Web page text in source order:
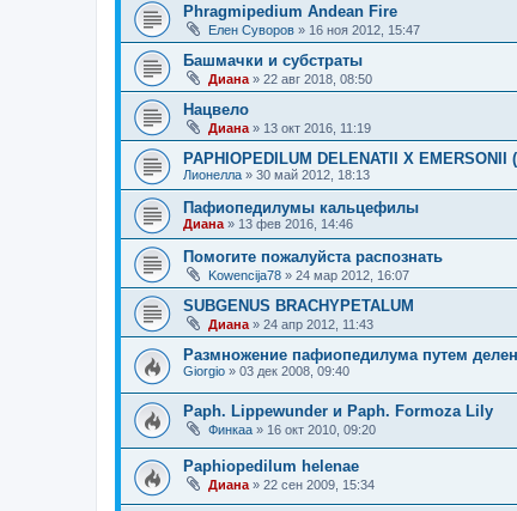
Phragmipedium Andean Fire
Елен Суворов » 16 ноя 2012, 15:47
Башмачки и субстраты
Диана » 22 авг 2018, 08:50
Нацвело
Диана » 13 окт 2016, 11:19
PAPHIOPEDILUM DELENATII X EMERSONII
Лионелла » 30 май 2012, 18:13
Пафиопедилумы кальцефилы
Диана » 13 фев 2016, 14:46
Помогите пожалуйста распознать
Kowencija78 » 24 мар 2012, 16:07
SUBGENUS BRACHYPETALUM
Диана » 24 апр 2012, 11:43
Размножение пафиопедилума путем
Giorgio » 03 дек 2008, 09:40
Paph. Lippewunder и Paph. Formoza Lily
Финкаа » 16 окт 2010, 09:20
Paphiopedilum helenae
Диана » 22 сен 2009, 15:34